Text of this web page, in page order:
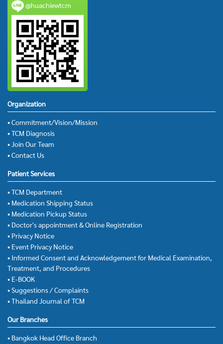
@huachiewtcm
Organization
• Commitment/Vision/Mission
• TCM Diagnosis
• Join Our Team
• Contact Us
Patient Services
• TCM Department
• Medication Shipping Status
• Medication Pickup Status
• Doctor's appointment & Online Registration
• Privacy Notice
• Event Privacy Notice
• Informed Consent and Acknowledgement for Medical Examination,
Treatment, and Procedures
• E-BOOK
• Suggestions / Complaints
• Thailand Journal of TCM
Our Branches
• Bangkok Head Office Branch